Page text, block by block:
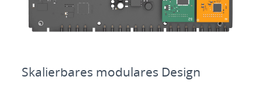
Skalierbares modulares Design